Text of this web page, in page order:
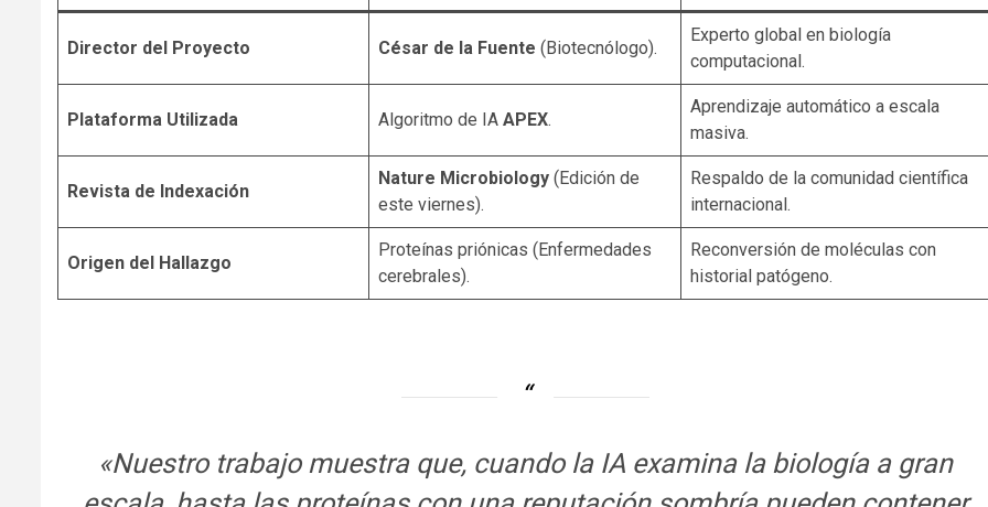
Director del Proyecto César de la Fuente (Biotecnólogo).
Experto global en biología
computacional.
Plataforma Utilizada Algoritmo de IA APEX.
Aprendizaje automático a escala
masiva.
Revista de Indexación
Nature Microbiology (Edición de
este viernes).
Respaldo de la comunidad científica
internacional.
Origen del Hallazgo
Proteínas priónicas (Enfermedades
cerebrales).
Reconversión de moléculas con
historial patógeno.
«Nuestro trabajo muestra que, cuando la IA examina la biología a gran